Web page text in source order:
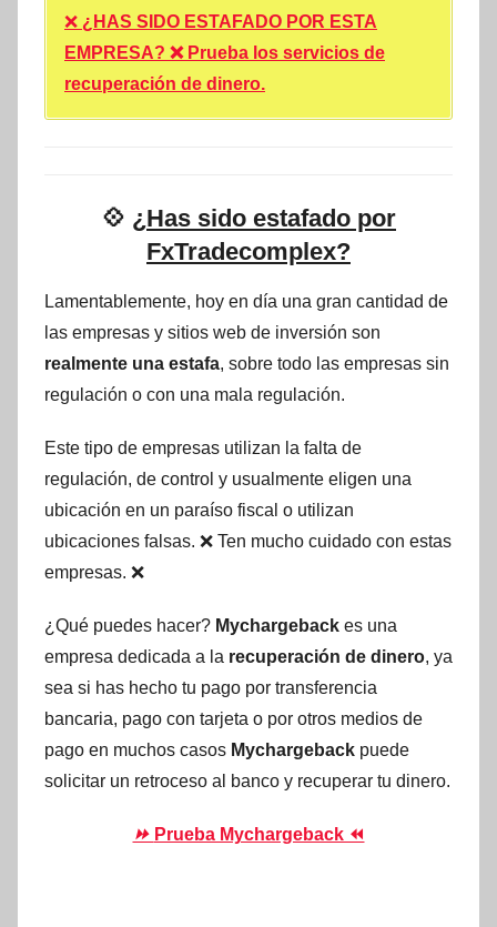
❌ ¿HAS SIDO ESTAFADO POR ESTA
EMPRESA? ❌ Prueba los servicios de
recuperación de dinero.
💠 ¿Has sido estafado por
FxTradecomplex?
Lamentablemente, hoy en día una gran cantidad de
las empresas y sitios web de inversión son
realmente una estafa, sobre todo las empresas sin
regulación o con una mala regulación.
Este tipo de empresas utilizan la falta de
regulación, de control y usualmente eligen una
ubicación en un paraíso fiscal o utilizan
ubicaciones falsas. ❌ Ten mucho cuidado con estas
empresas. ❌
¿Qué puedes hacer? Mychargeback es una
empresa dedicada a la recuperación de dinero, ya
sea si has hecho tu pago por transferencia
bancaria, pago con tarjeta o por otros medios de
pago en muchos casos Mychargeback puede
solicitar un retroceso al banco y recuperar tu dinero.
⏩ Prueba Mychargeback ⏪